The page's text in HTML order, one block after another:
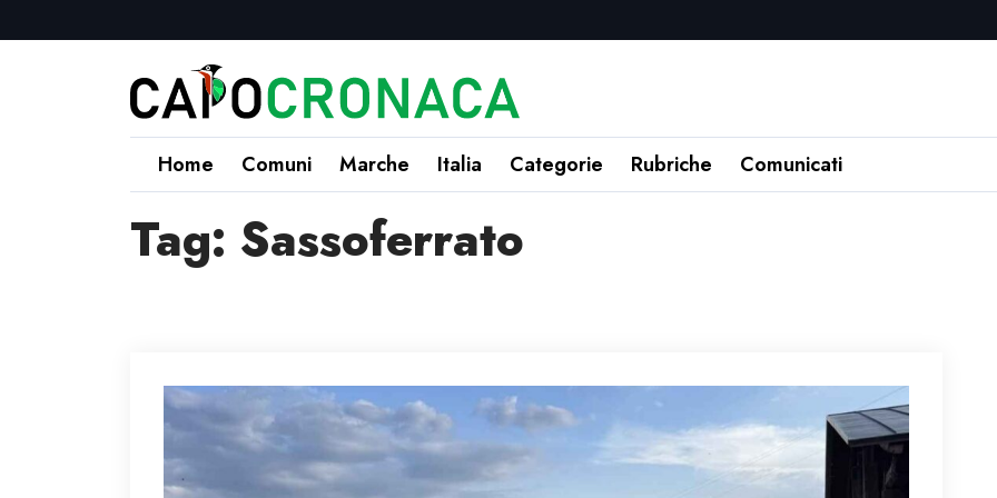
Home Comuni Marche Italia Categorie Rubriche Comunicati
Tag: Sassoferrato